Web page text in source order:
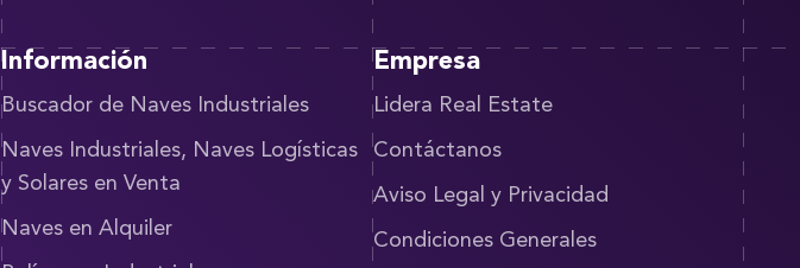
Información
Buscador de Naves Industriales
Naves Industriales, Naves Logísticas
y Solares en Venta
Naves en Alquiler
Empresa
Lidera Real Estate
Contáctanos
Aviso Legal y Privacidad
Condiciones Generales